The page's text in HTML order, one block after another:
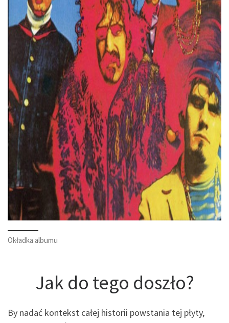
Okładka albumu
Jak do tego doszło?
By nadać kontekst całej historii powstania tej płyty,